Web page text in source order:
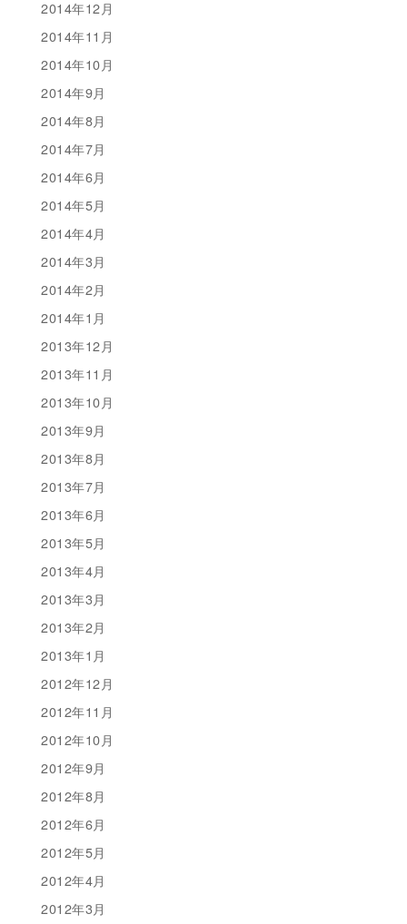
2014年12月
2014年11月
2014年10月
2014年9月
2014年8月
2014年7月
2014年6月
2014年5月
2014年4月
2014年3月
2014年2月
2014年1月
2013年12月
2013年11月
2013年10月
2013年9月
2013年8月
2013年7月
2013年6月
2013年5月
2013年4月
2013年3月
2013年2月
2013年1月
2012年12月
2012年11月
2012年10月
2012年9月
2012年8月
2012年6月
2012年5月
2012年4月
2012年3月